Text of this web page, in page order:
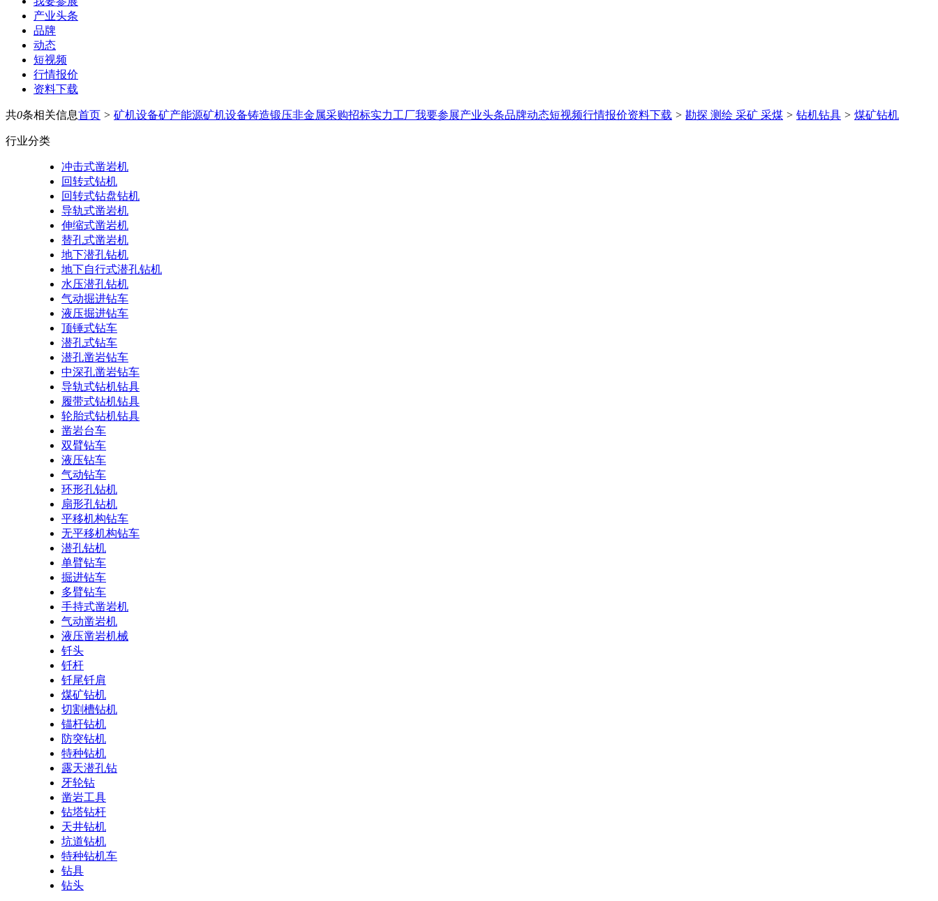
产业头条
品牌
动态
短视频
行情报价
资料下载
共0条相关信息首页 > 矿机设备矿产能源矿机设备铸造锻压非金属采购招标实力工厂我要参展产业头条品牌动态短视频行情报价资料下载 > 勘探 测绘 采矿 采煤 > 钻机钻具 > 煤矿钻机
行业分类
冲击式凿岩机
回转式钻机
回转式钻盘钻机
导轨式凿岩机
伸缩式凿岩机
替孔式凿岩机
地下潜孔钻机
地下自行式潜孔钻机
水压潜孔钻机
气动掘进钻车
液压掘进钻车
顶锤式钻车
潜孔式钻车
潜孔凿岩钻车
中深孔凿岩钻车
导轨式钻机钻具
履带式钻机钻具
轮胎式钻机钻具
凿岩台车
双臂钻车
液压钻车
气动钻车
环形孔钻机
扇形孔钻机
平移机构钻车
无平移机构钻车
潜孔钻机
单臂钻车
掘进钻车
多臂钻车
手持式凿岩机
气动凿岩机
液压凿岩机械
钎头
钎杆
钎尾钎肩
煤矿钻机
切割槽钻机
锚杆钻机
防突钻机
特种钻机
露天潜孔钻
牙轮钻
凿岩工具
钻塔钻杆
天井钻机
坑道钻机
特种钻机车
钻具
钻头